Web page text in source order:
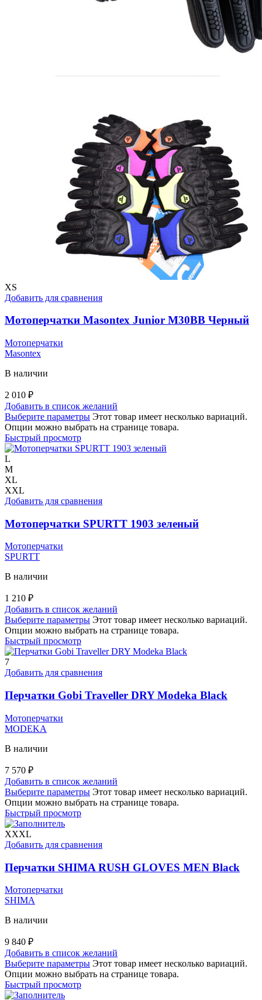
XS
Добавить для сравнения
Мотоперчатки Masontex Junior M30BB Черный
Мотоперчатки
Masontex
В наличии
2 010 ₽
Добавить в список желаний
Выберите параметры Этот товар имеет несколько вариаций.
Опции можно выбрать на странице товара.
Быстрый просмотр
L
M
XL
XXL
Добавить для сравнения
Мотоперчатки SPURTT 1903 зеленый
Мотоперчатки
SPURTT
В наличии
1 210 ₽
Добавить в список желаний
Выберите параметры Этот товар имеет несколько вариаций.
Опции можно выбрать на странице товара.
Быстрый просмотр
7
Добавить для сравнения
Перчатки Gobi Traveller DRY Modeka Black
Мотоперчатки
MODEKA
В наличии
7 570 ₽
Добавить в список желаний
Выберите параметры Этот товар имеет несколько вариаций.
Опции можно выбрать на странице товара.
Быстрый просмотр
XXXL
Добавить для сравнения
Перчатки SHIMA RUSH GLOVES MEN Black
Мотоперчатки
SHIMA
В наличии
9 840 ₽
Добавить в список желаний
Выберите параметры Этот товар имеет несколько вариаций.
Опции можно выбрать на странице товара.
Быстрый просмотр